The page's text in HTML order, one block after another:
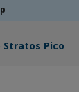
Pico